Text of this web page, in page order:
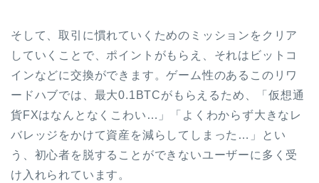
そして、取引に慣れていくためのミッションをクリア
していくことで、ポイントがもらえ、それはビットコ
インなどに交換ができます。ゲーム性のあるこのリワ
ードハブでは、最大0.1BTCがもらえるため、「仮想通
貨FXはなんとなくこわい…」「よくわからず大きなレ
バレッジをかけて資産を減らしてしまった…」とい
う、初心者を脱することができないユーザーに多く受
け入れられています。